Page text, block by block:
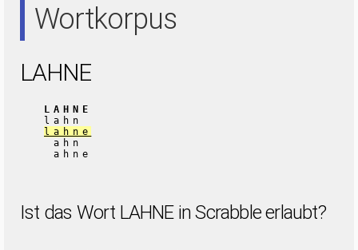
Wortkorpus
LAHNE
LAHNE
lahn
lahne
ahn
ahne
Ist das Wort LAHNE in Scrabble erlaubt?